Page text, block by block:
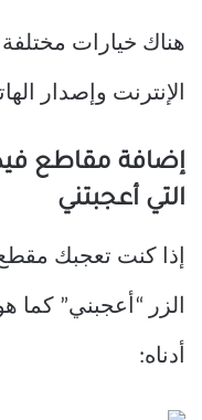
هناك خيارات
الإنترنت وإصدار
إضافة مقاطع
التي أعجبتني
إذا كنت تعجبك
الزر “أعجبني”
أدناه: